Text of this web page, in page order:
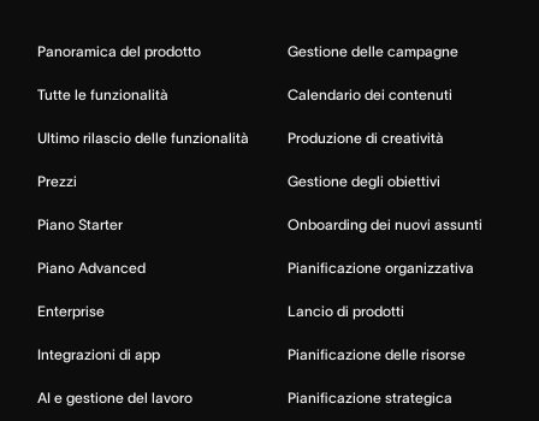
Panoramica del prodotto
Tutte le funzionalità
Ultimo rilascio delle funzionalità
Prezzi
Piano Starter
Piano Advanced
Enterprise
Integrazioni di app
AI e gestione del lavoro
Gestione delle campagne
Calendario dei contenuti
Produzione di creatività
Gestione degli obiettivi
Onboarding dei nuovi assunti
Pianificazione organizzativa
Lancio di prodotti
Pianificazione delle risorse
Pianificazione strategica